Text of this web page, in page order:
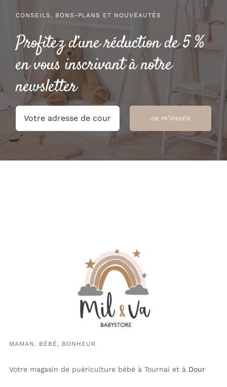
CONSEILS, BONS-PLANS ET NOUVEAUTÉS
Profitez d’une réduction de 5 %
en vous inscrivant à notre
newsletter
MAMAN, BÉBÉ, BONHEUR
Votre magasin de puériculture bébé à Tournai et à Dour